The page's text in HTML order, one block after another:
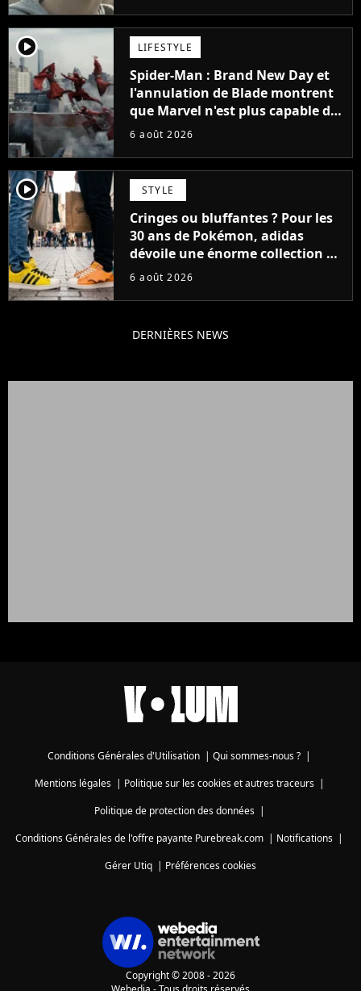
player2 LIFESTYLE
Spider-Man : Brand New Day et
l'annulation de Blade montrent
que Marvel n'est plus capable de
faire quoi que ce soit de simple
6 août 2026
player2 STYLE
Cringes ou bluffantes ? Pour les
30 ans de Pokémon, adidas
dévoile une énorme collection de
sneakers et je ne sais pas quoi en
6 août 2026
DERNIÈRES NEWS
Conditions Générales d'Utilisation | Qui sommes-nous ? |
Mentions légales| Politique sur les cookies et autres traceurs|
Politique de protection des données|
Conditions Générales de l'offre payante Purebreak.com | Notifications |
Gérer Utiq | Préférences cookies
Copyright © 2008 - 2026